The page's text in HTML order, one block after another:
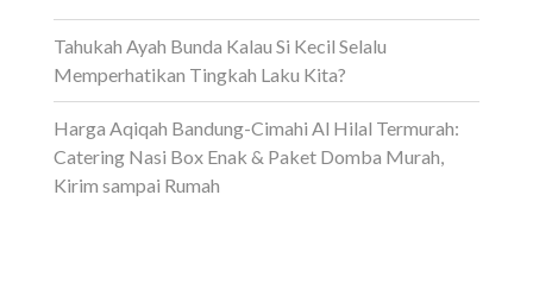
Tahukah Ayah Bunda Kalau Si Kecil Selalu
Memperhatikan Tingkah Laku Kita?
Harga Aqiqah Bandung-Cimahi Al Hilal Termurah:
Catering Nasi Box Enak & Paket Domba Murah,
Kirim sampai Rumah